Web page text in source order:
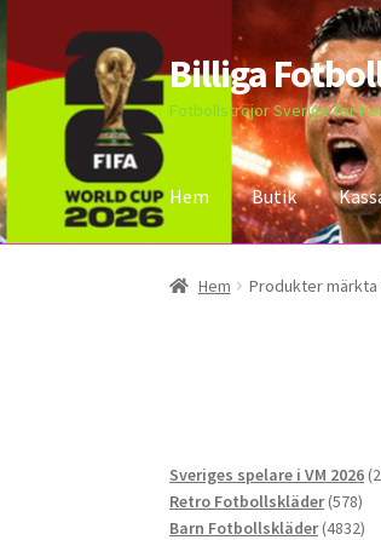
Hoppa
till
navigering
Hoppa
till
innehåll
Billiga
Fotbollströjor Sverige för
Hem Butik
Hem Bloggar Butik Kassa
Hem Produkter märkta
Sveriges spelare i VM 2026
Retro Fotbollskläder 578578
Barn Fotbollskläder 4832